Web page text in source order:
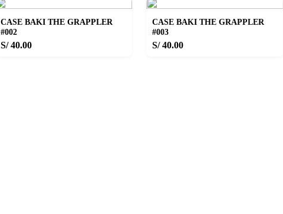
CASE BAKI THE GRAPPLER
#002
S/ 40.00
CASE BAKI THE GRAPPLER
#003
S/ 40.00